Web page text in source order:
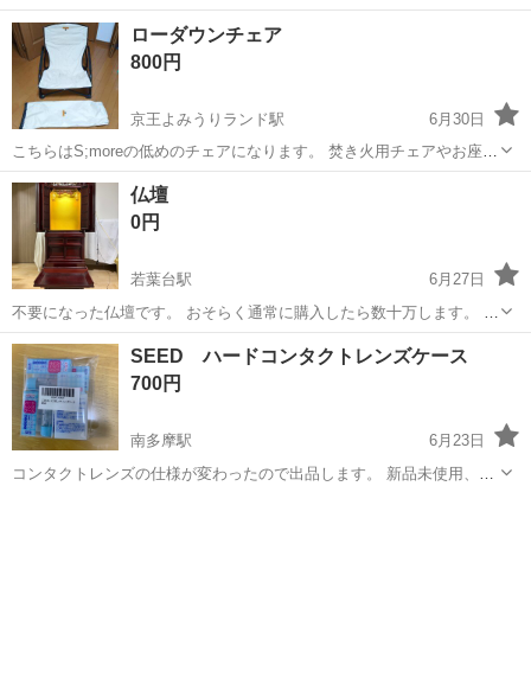
導・案内などをお願いします。 <スタッフの8割が70歳以上!> 現在、
在籍警備員さんは約140名ほどいますが、その8割がなんと70歳以上!
当社は定年が比較的遅いため、...
アルバイト・パート
ローダウンチェア
800円
京王よみうりランド駅
6月30日
こちらはS;moreの低めのチェアになります。 焚き火用チェアやお座敷
キャンプなどに。 座る場所に小さく穴が空いております。 また多少汚
れあります。 使用回数は少なめです。
東京 稲城市 京王よみうりランド駅
仏壇
0円
若葉台駅
6月27日
不要になった仏壇です。 おそらく通常に購入したら数十万します。 経
机もあります。 扉を開け閉めできます。 扉の中には電気をつけること
ができます。 電気は手元でつけたり消したりすることができます。 ま
たそれぞれ引き出しがあり...
東京 稲城市 その他 仏壇
SEED ハードコンタクトレンズケース
700円
南多摩駅
6月23日
コンタクトレンズの仕様が変わったので出品します。 新品未使用、未